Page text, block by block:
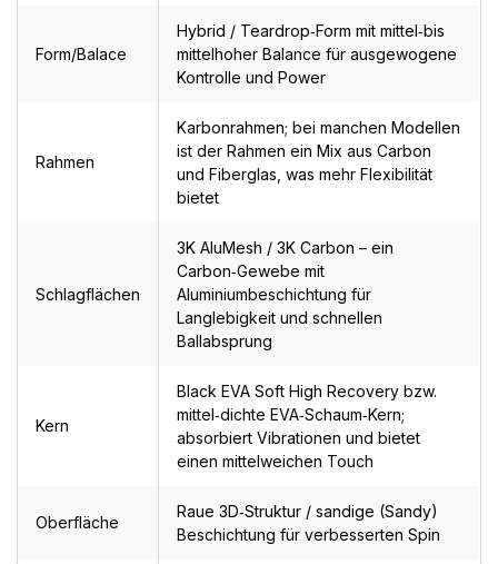
Form/Balace
Hybrid / Teardrop‑Form mit mittel‑bis
mittelhoher Balance für ausgewogene
Kontrolle und Power
Rahmen
Karbonrahmen; bei manchen Modellen
ist der Rahmen ein Mix aus Carbon
und Fiberglas, was mehr Flexibilität
bietet
Schlagflächen
3K AluMesh / 3K Carbon – ein
Carbon‑Gewebe mit
Aluminiumbeschichtung für
Langlebigkeit und schnellen
Ballabsprung
Kern
Black EVA Soft High Recovery bzw.
mittel‑dichte EVA‑Schaum‑Kern;
absorbiert Vibrationen und bietet
einen mittelweichen Touch
Oberfläche
Raue 3D‑Struktur / sandige (Sandy)
Beschichtung für verbesserten Spin